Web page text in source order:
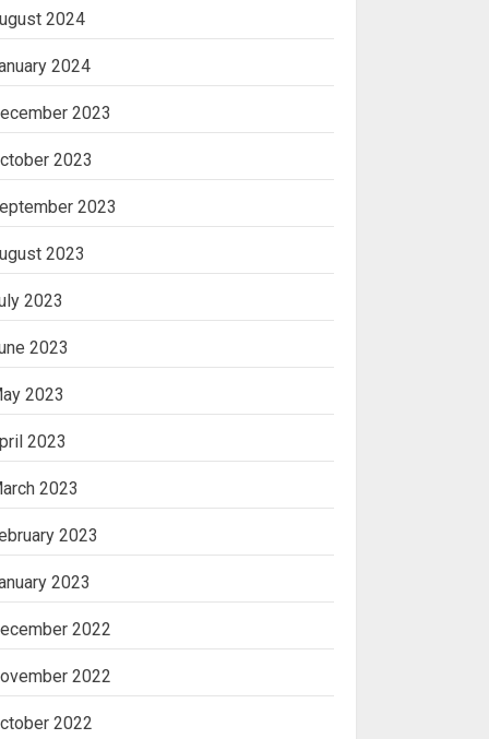
2024
2024
2023
2023
2023
2023
2023
2023
2023
2023
2023
2023
2023
2022
2022
2022